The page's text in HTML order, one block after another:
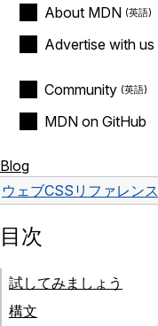
About MDN
Advertise with us
Community
MDN on GitHub
Blog
ウェブCSS リファレンス
目次
試してみましょう
構文